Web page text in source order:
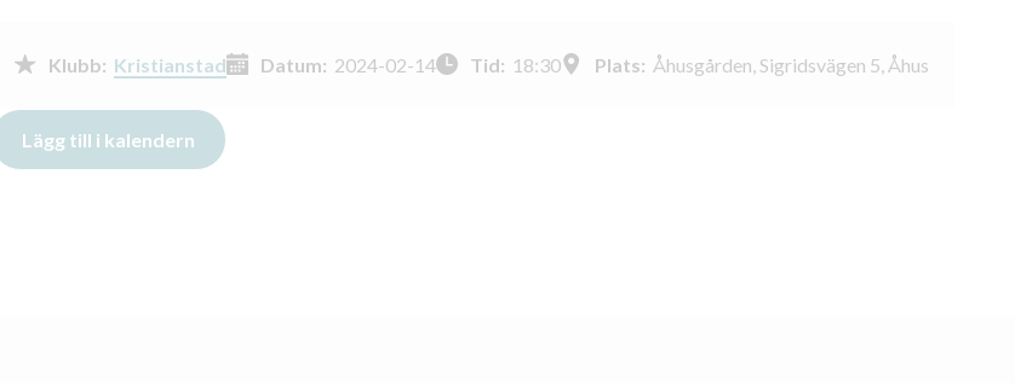
Klubb: Kristianstad Datum: 2024-02-14 Tid: 18:30 Plats: Åhusgården, Sigridsvägen 5, Åhus